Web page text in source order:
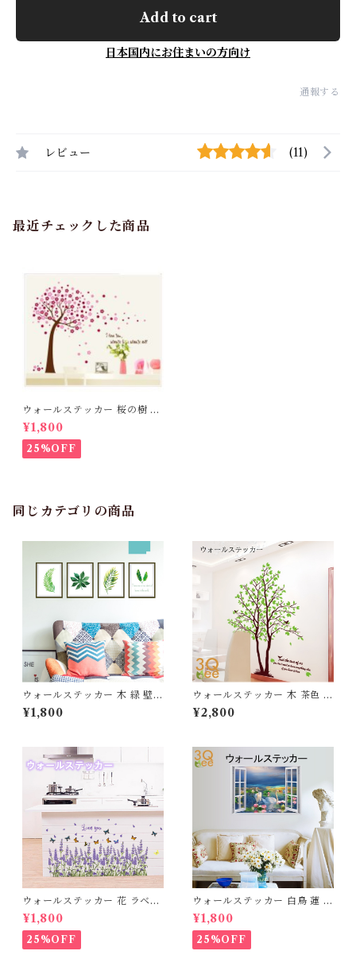
Add to cart
日本国内にお住まいの方向け
通報する
レビュー (11)
最近チェックした商品
ウォールステッカー 桜の樹 壁
紙 シール 賃貸OK はがせる 剥
がせる DIY 模様替え インテ
リア さくら サクラ チェリーブ
ロッサム お花 フラワー 花びら
¥1,800
25%OFF
同じカテゴリの商品
ウォールステッカー 木 緑 壁紙
シール 賃貸OK はがせる 剥が
せる DIY 模様替え インテリ
とんぼ 和風 蝶々 バタフライ
ちょうちょ 送料無料
¥1,800
ウォールステッカー 木 茶色 壁
紙 シール 賃貸OK はがせる 剥
がせる DIY 模様替え インテ
緑 爽やか 癒し 送料無料
¥2,800
ウォールステッカー 花 ラベン
ダー 壁紙 シール 賃貸OK はが
せる 剥がせる DIY 模様替え
インテリア ラヴェンダー 蝶々
ちょうちょ バタフライ 花びら
¥1,800
25%OFF
ウォールステッカー 白鳥 蓮 池
花 シール 賃貸OK インテリア
パーク 森 フォレスト 草原 花
フラワー 巣箱 ウィンドウ 景色
風景 緑 グリーン 木 ツリー 台
¥1,800
25%OFF